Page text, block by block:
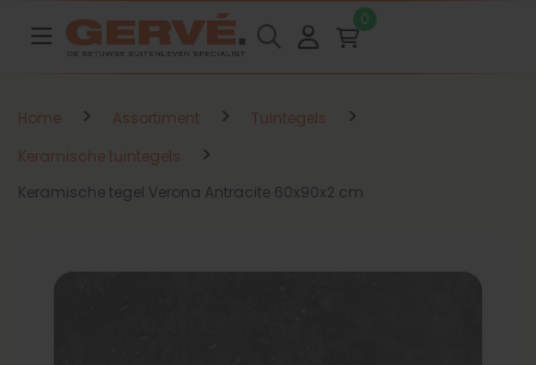
0
Home > Assortiment > Tuintegels >
Keramische tuintegels >
Keramische tegel Verona Antracite 60x90x2 cm